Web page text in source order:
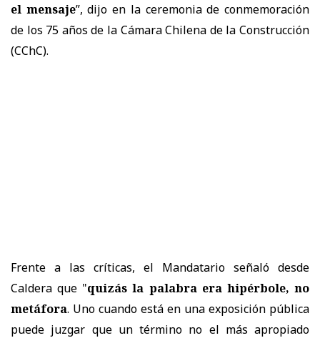
el mensaje”, dijo en la ceremonia de conmemoración
de los 75 años de la Cámara Chilena de la Construcción
(CChC).
Frente a las críticas, el Mandatario señaló desde
Caldera que "quizás la palabra era hipérbole, no
metáfora. Uno cuando está en una exposición pública
puede juzgar que un término no el más apropiado